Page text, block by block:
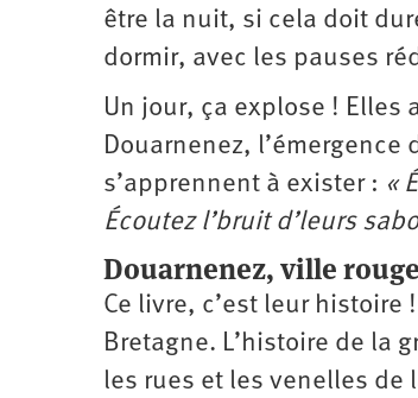
être la nuit, si cela doit
dormir, avec les pauses
Un jour, ça explose ! Elles
Douarnenez,
s’apprennent à exister : «
Écoutez l’bruit d’leurs
Douarnenez, ville
Ce livre, c’est leur histoire
Bretagne. L’histoire de la
les rues et les venelles de